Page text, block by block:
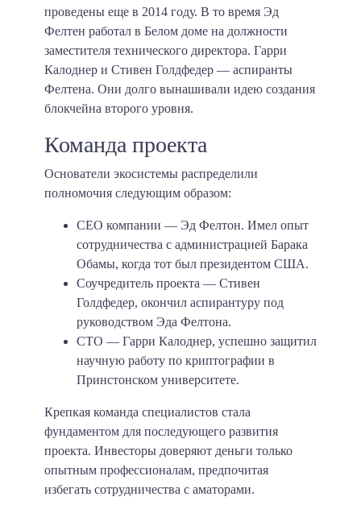
проведены еще в 2014 году. В то время Эд
Фелтен работал в Белом доме на должности
заместителя технического директора. Гарри
Калоднер и Стивен Голдфедер — аспиранты
Фелтена. Они долго вынашивали идею создания
блокчейна второго уровня.
Команда проекта
Основатели экосистемы распределили
полномочия следующим образом:
СЕО компании — Эд Фелтон. Имел опыт
сотрудничества с администрацией Барака
Обамы, когда тот был президентом США.
Соучредитель проекта — Стивен
Голдфедер, окончил аспирантуру под
руководством Эда Фелтона.
СТО — Гарри Калоднер, успешно защитил
научную работу по криптографии в
Принстонском университете.
Крепкая команда специалистов стала
фундаментом для последующего развития
проекта. Инвесторы доверяют деньги только
опытным профессионалам, предпочитая
избегать сотрудничества с аматорами.